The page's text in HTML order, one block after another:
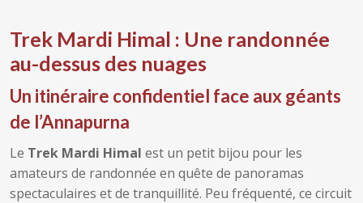
Trek Mardi Himal : Une randonnée
au-dessus des nuages
Un itinéraire confidentiel face aux géants
de l’Annapurna
Le Trek Mardi Himal est un petit bijou pour les
amateurs de randonnée en quête de panoramas
spectaculaires et de tranquillité. Peu fréquenté, ce circuit